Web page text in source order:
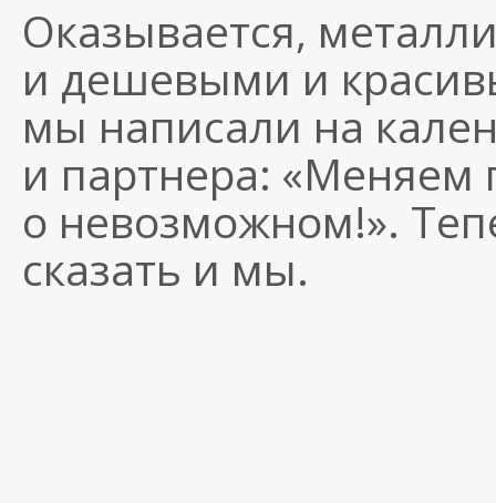
Оказывается,
и дешевыми и
мы написали на
и партнера: «Меняем
о невозможном!».
сказать и мы.